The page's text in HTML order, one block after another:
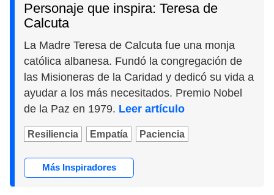
Personaje que inspira: Teresa de
Calcuta
La Madre Teresa de Calcuta fue una monja
católica albanesa. Fundó la congregación de
las Misioneras de la Caridad y dedicó su vida a
ayudar a los más necesitados. Premio Nobel
de la Paz en 1979. Leer artículo
Resiliencia Empatía Paciencia
Más Inspiradores